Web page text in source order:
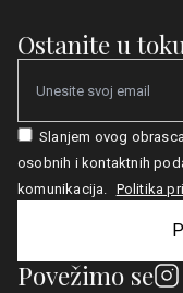
Ostanite u
Email
Slanjem ovog
osobnih i kontaktnih
komunikacija. Politika
Povežimo se